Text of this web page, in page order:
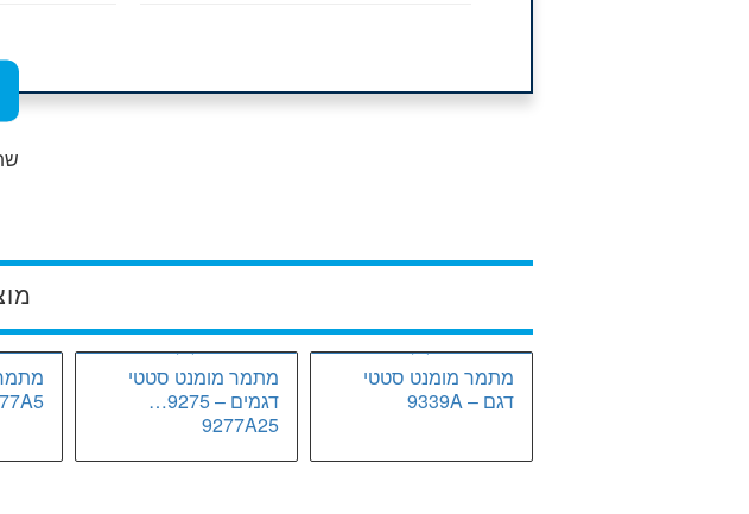
מתמר מומנט סטטי
דגמים – 9275…
9277A25
מתמר מומנט סטטי
דגם – 9339A